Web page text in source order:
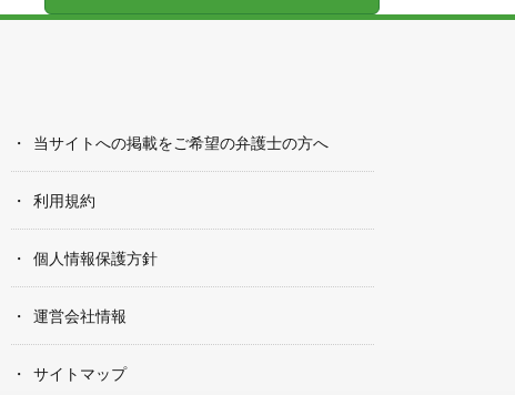
当サイトへの掲載をご希望の弁護士の方へ
利用規約
個人情報保護方針
運営会社情報
サイトマップ